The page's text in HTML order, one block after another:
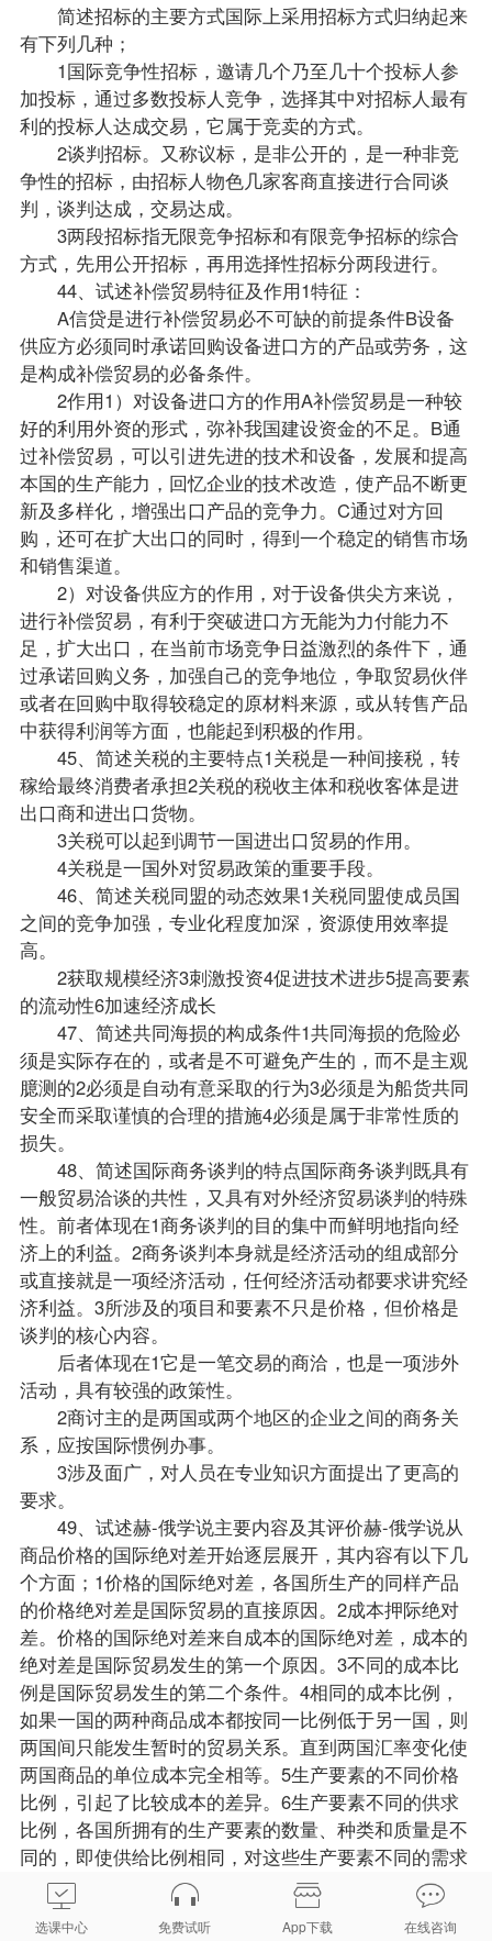
简述招标的主要方式国际上采用招标方式归纳起来
有下列几种；
1国际竞争性招标，邀请几个乃至几十个投标人参
加投标，通过多数投标人竞争，选择其中对招标人最有
利的投标人达成交易，它属于竞卖的方式。
2谈判招标。又称议标，是非公开的，是一种非竞
争性的招标，由招标人物色几家客商直接进行合同谈
判，谈判达成，交易达成。
3两段招标指无限竞争招标和有限竞争招标的综合
方式，先用公开招标，再用选择性招标分两段进行。
44、试述补偿贸易特征及作用1特征：
A信贷是进行补偿贸易必不可缺的前提条件B设备
供应方必须同时承诺回购设备进口方的产品或劳务，这
是构成补偿贸易的必备条件。
2作用1）对设备进口方的作用A补偿贸易是一种较
好的利用外资的形式，弥补我国建设资金的不足。B通
过补偿贸易，可以引进先进的技术和设备，发展和提高
本国的生产能力，回忆企业的技术改造，使产品不断更
新及多样化，增强出口产品的竞争力。C通过对方回
购，还可在扩大出口的同时，得到一个稳定的销售市场
和销售渠道。
2）对设备供应方的作用，对于设备供尖方来说，
进行补偿贸易，有利于突破进口方无能为力付能力不
足，扩大出口，在当前市场竞争日益激烈的条件下，通
过承诺回购义务，加强自己的竞争地位，争取贸易伙伴
或者在回购中取得较稳定的原材料来源，或从转售产品
中获得利润等方面，也能起到积极的作用。
45、简述关税的主要特点1关税是一种间接税，转
稼给最终消费者承担2关税的税收主体和税收客体是进
出口商和进出口货物。
3关税可以起到调节一国进出口贸易的作用。
4关税是一国外对贸易政策的重要手段。
46、简述关税同盟的动态效果1关税同盟使成员国
之间的竞争加强，专业化程度加深，资源使用效率提
高。
2获取规模经济3刺激投资4促进技术进步5提高要素
的流动性6加速经济成长
47、简述共同海损的构成条件1共同海损的危险必
须是实际存在的，或者是不可避免产生的，而不是主观
臆测的2必须是自动有意采取的行为3必须是为船货共同
安全而采取谨慎的合理的措施4必须是属于非常性质的
损失。
48、简述国际商务谈判的特点国际商务谈判既具有
一般贸易洽谈的共性，又具有对外经济贸易谈判的特殊
性。前者体现在1商务谈判的目的集中而鲜明地指向经
济上的利益。2商务谈判本身就是经济活动的组成部分
或直接就是一项经济活动，任何经济活动都要求讲究经
济利益。3所涉及的项目和要素不只是价格，但价格是
谈判的核心内容。
后者体现在1它是一笔交易的商洽，也是一项涉外
活动，具有较强的政策性。
2商讨主的是两国或两个地区的企业之间的商务关
系，应按国际惯例办事。
3涉及面广，对人员在专业知识方面提出了更高的
要求。
49、试述赫-俄学说主要内容及其评价赫-俄学说从
商品价格的国际绝对差开始逐层展开，其内容有以下几
个方面；1价格的国际绝对差，各国所生产的同样产品
的价格绝对差是国际贸易的直接原因。2成本押际绝对
差。价格的国际绝对差来自成本的国际绝对差，成本的
绝对差是国际贸易发生的第一个原因。3不同的成本比
例是国际贸易发生的第二个条件。4相同的成本比例，
如果一国的两种商品成本都按同一比例低于另一国，则
两国间只能发生暂时的贸易关系。直到两国汇率变化使
两国商品的单位成本完全相等。5生产要素的不同价格
比例，引起了比较成本的差异。6生产要素不同的供求
比例，各国所拥有的生产要素的数量、种类和质量是不
同的，即使供给比例相同，对这些生产要素不同的需求
也会产生生产诸要素的不同价格比例。为国际贸易提供
一个基础。7国际分工和国际贸易的基础和利益。各个
选课中心 免费试听 App下载 在线咨询